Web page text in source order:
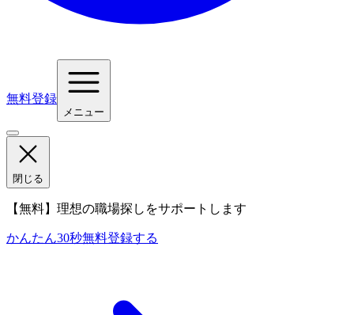
無料登録
メニュー
閉じる
【無料】理想の職場探しをサポートします
かんたん30秒無料登録する